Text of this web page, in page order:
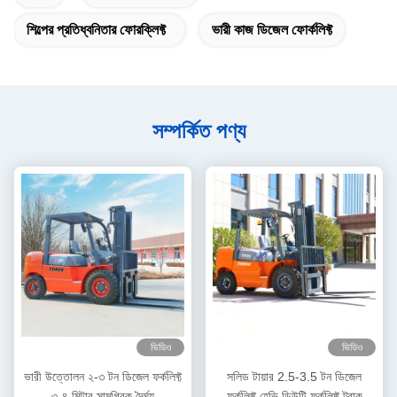
শিল্পের প্রতিধ্বনিতার ফোরক্লিফ্ট ভারী কাজ ডিজেল ফোর্কলিফ্ট
সম্পর্কিত পণ্য
ভিডিও
ভারী উত্তোলন ২-৩ টন ডিজেল ফর্কলিফ্ট
ভিডিও
সলিড টায়ার 2.5-3.5 টন ডিজেল